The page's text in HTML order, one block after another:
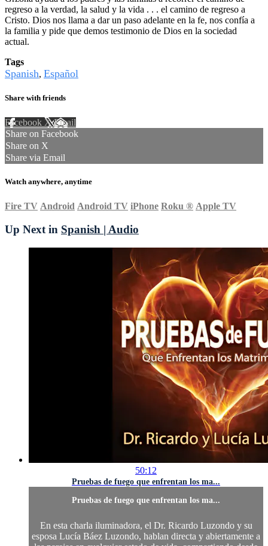
regreso a la verdad, la salud y la vida . . . el camino de regreso a
Cristo. Dios nos llama a dar un paso adelante en la fe, nos confía a
la familia y pide que demos testimonio de Dios en la sociedad
actual.
Tags
Spanish, Español
Share with friends
Facebook XEmail
Share on Facebook
Share on X
Share via Email
Watch anywhere, anytime
Fire TV Android Android TV iPhone Roku ® Apple TV
Up Next in Spanish | Audio
50:12
Pruebas de fuego que enfrentan los ma...
Pruebas de fuego que enfrentan los ma...
En esta charla iluminadora, el Dr. Ricardo Luzondo y su
esposa Lucía Báez Luzondo, hablan directa y abiertamente a